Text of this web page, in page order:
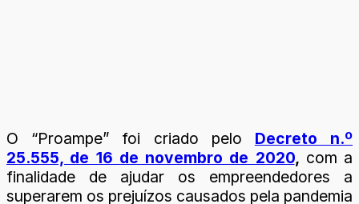
O “Proampe” foi criado pelo Decreto n.º
25.555, de 16 de novembro de 2020, com a
finalidade de ajudar os empreendedores a
superarem os prejuízos causados pela pandemia